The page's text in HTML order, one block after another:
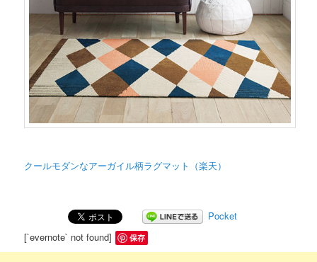
クールモダンなアーガイル柄ラグマット（楽天）
Pocket
[`evernote` not found]
保存